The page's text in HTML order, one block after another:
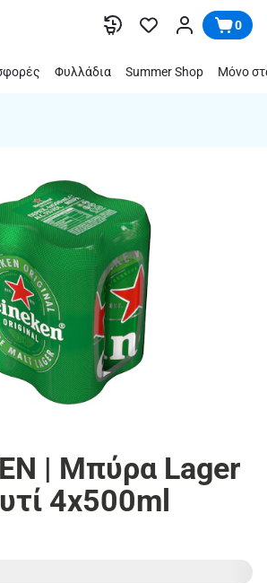
0
Φυλλάδια Summer Shop Μόνο
| Μπύρα Lager
4x500ml